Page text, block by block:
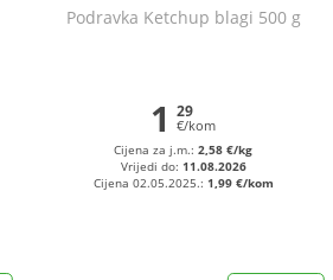
Podravka Ketchup blagi 500 g
1 29
€/kom
Cijena za j.m.:2,58 €/kg
Vrijedi do: 11.08.2026
Cijena 02.05.2025.: 1,99 €/kom